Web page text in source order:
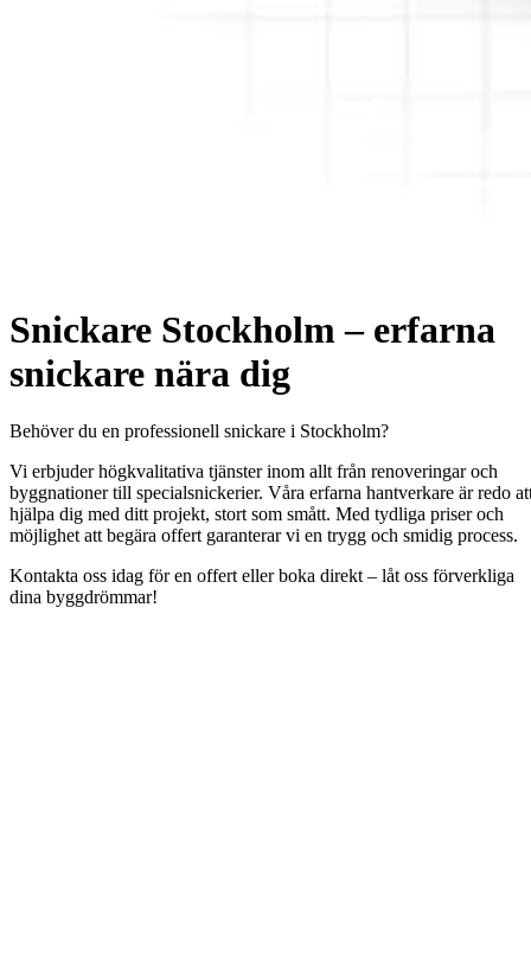
Snickare Stockholm – erfarna
snickare nära dig
Behöver du en professionell snickare i Stockholm?
Vi erbjuder högkvalitativa tjänster inom allt från renoveringar och
byggnationer till specialsnickerier. Våra erfarna hantverkare är redo
hjälpa dig med ditt projekt, stort som smått. Med tydliga priser och
möjlighet att begära offert garanterar vi en trygg och smidig process.
Kontakta oss idag för en offert eller boka direkt – låt oss förverkliga
dina byggdrömmar!